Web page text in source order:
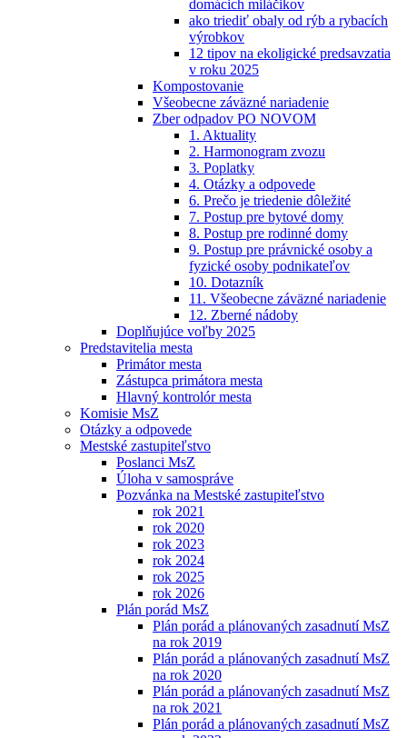
domácich miláčikov
ako triediť obaly od rýb a rybacích
výrobkov
12 tipov na ekoligické predsavzatia
v roku 2025
Kompostovanie
Všeobecne záväzné nariadenie
Zber odpadov PO NOVOM
1. Aktuality
2. Harmonogram zvozu
3. Poplatky
4. Otázky a odpovede
6. Prečo je triedenie dôležité
7. Postup pre bytové domy
8. Postup pre rodinné domy
9. Postup pre právnické osoby a
fyzické osoby podnikateľov
10. Dotazník
11. Všeobecne záväzné nariadenie
12. Zberné nádoby
Doplňujúce voľby 2025
Predstavitelia mesta
Primátor mesta
Zástupca primátora mesta
Hlavný kontrolór mesta
Komisie MsZ
Otázky a odpovede
Mestské zastupiteľstvo
Poslanci MsZ
Úloha v samospráve
Pozvánka na Mestské zastupiteľstvo
rok 2021
rok 2020
rok 2023
rok 2024
rok 2025
rok 2026
Plán porád MsZ
Plán porád a plánovaných zasadnutí MsZ
na rok 2019
Plán porád a plánovaných zasadnutí MsZ
na rok 2020
Plán porád a plánovaných zasadnutí MsZ
na rok 2021
Plán porád a plánovaných zasadnutí MsZ